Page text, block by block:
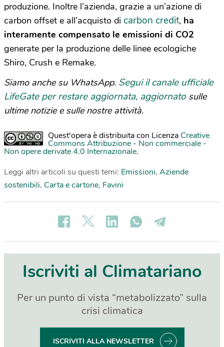
produzione. Inoltre l’azienda, grazie a un’azione di
carbon offset e all’acquisto di carbon credit, ha
interamente compensato le emissioni di CO2
generate per la produzione delle linee ecologiche
Shiro, Crush e Remake.
Siamo anche su WhatsApp. Segui il canale ufficiale
LifeGate per restare aggiornata, aggiornato sulle
ultime notizie e sulle nostre attività.
Quest'opera è distribuita con Licenza Creative
Commons Attribuzione - Non commerciale -
Non opere derivate 4.0 Internazionale.
Leggi altri articoli su questi temi: Emissioni, Aziende
sostenibili, Carta e cartone, Favini
Iscriviti al Climatariano
Per un punto di vista “metabolizzato” sulla
crisi climatica
ISCRIVITI ALLA NEWSLETTER